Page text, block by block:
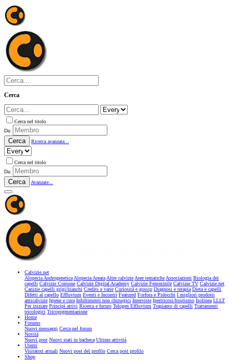
Cerca
Cerca nel titolo
Da:
Cerca Ricerca avanzata...
Cerca nel titolo
Da:
Cerca Avanzate...
Calvizie.net
Alopecia AndrogeneticaAlopecia AreataAltre calvizieAree tematicheAssociazioni Biologia dei
capelli Calvizie Comune Calvizie Digital Academy Calvizie Femminile Calvizie TV Calvizie.net
Canizie capelli grigi/bianchi Credits e varie Curiosità e gossip Diagnosi e terapia Dieta e capelli
Difetti al capello Effluvium Eventi e Incontri Featured Forfora e Pidocchi I migliori prodotti
anticalvizie Igiene e cura Infoltimenti non chirurgici Interviste Ipertricosi/Irsutismo Isolinea LLLT
Per iniziare Principi attivi Ricerca e futuro Telogen Effluvium Trapianto di capelli Trattamenti
tricologici Tricopigmentazione
Home
Forums
Nuovi messaggi Cerca nel forum
Novità
Nuovi post Nuovi stati in bacheca Ultime attività
Utenti
Visitatori attuali Nuovi post del profilo Cerca post profilo
Shop